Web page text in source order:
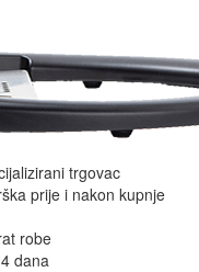
trgovac
prije i nakon kupnje
robe
dana